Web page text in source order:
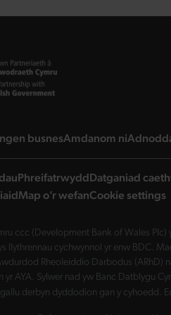
page
busneslanding page
Amdanom nilanding
PhreifatrwyddDatganiad
Map o’r wefanCookie settings
ccc (Development Bank of Wales
llythrennau cychwynnol yr enw BDC.
Rheoleiddio Darbodus (ARhD)
yr AYA. Sylwer nad yw Banc Datblygu
derbyn dyddodion gan y cyhoedd.